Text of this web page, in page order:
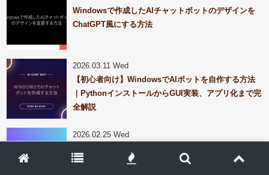
Windowsで作成したAIチャットボットのデザインを
ChatGPT風にする方法
2026.03.11 Wed
【初心者向け】WindowsでAIボットを自作する方法
｜PythonインストールからGUI実装、アプリ化まで完
全解説
2026.02.25 Wed
者向けにWindows対応で解説